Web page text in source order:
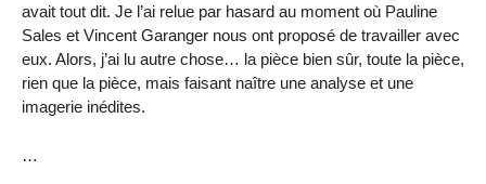
avait tout dit. Je l’ai relue par hasard au moment où Pauline
Sales et Vincent Garanger nous ont proposé de travailler avec
eux. Alors, j’ai lu autre chose… la pièce bien sûr, toute la pièce,
rien que la pièce, mais faisant naître une analyse et une
imagerie inédites.
…